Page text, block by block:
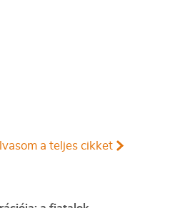
a teljes cikket